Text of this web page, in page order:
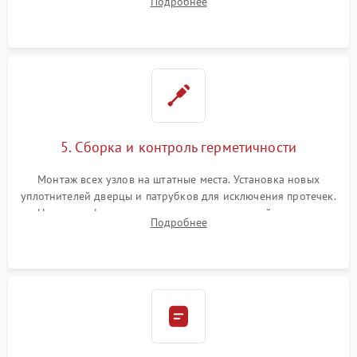
управления, восстановление поврежденной проводки.
5. Сборка и контроль герметичности
Монтаж всех узлов на штатные места. Установка новых
уплотнителей дверцы и патрубков для исключения протечек.
Надежная фиксация хомутов гидравлической системы,
сборка корпуса и установка датчика поплавка.
Подробнее